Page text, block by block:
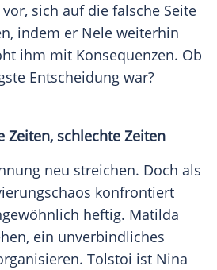
sich auf die falsche Seite
indem er Nele weiterhin
ihm mit Konsequenzen. Ob
Entscheidung war?
Zeiten, schlechte Zeiten
neu streichen. Doch als
konfrontiert
heftig. Matilda
ein unverbindliches
Tolstoi ist Nina